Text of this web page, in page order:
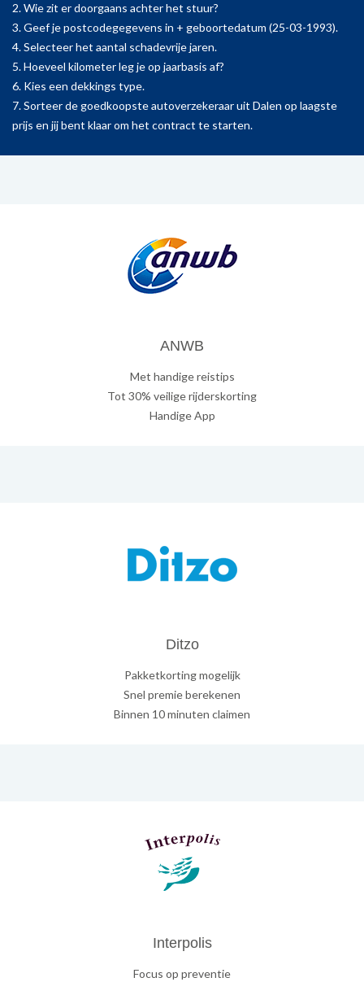
2. Wie zit er doorgaans achter het stuur?
3. Geef je postcodegegevens in + geboortedatum (25-03-1993).
4. Selecteer het aantal schadevrije jaren.
5. Hoeveel kilometer leg je op jaarbasis af?
6. Kies een dekkings type.
7. Sorteer de goedkoopste autoverzekeraar uit Dalen op laagste
prijs en jij bent klaar om het contract te starten.
ANWB
Met handige reistips
Tot 30% veilige rijderskorting
Handige App
Ditzo
Pakketkorting mogelijk
Snel premie berekenen
Binnen 10 minuten claimen
Interpolis
Focus op preventie